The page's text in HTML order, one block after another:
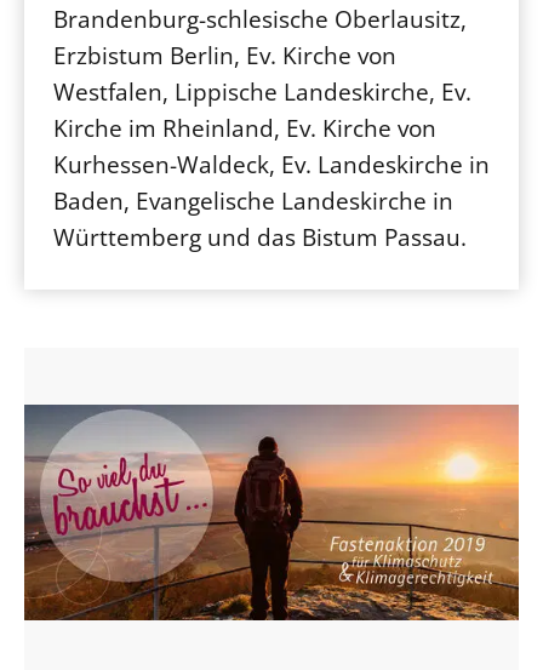
Brandenburg-schlesische Oberlausitz,
Erzbistum Berlin, Ev. Kirche von
Westfalen, Lippische Landeskirche, Ev.
Kirche im Rheinland, Ev. Kirche von
Kurhessen-Waldeck, Ev. Landeskirche in
Baden, Evangelische Landeskirche in
Württemberg und das Bistum Passau.